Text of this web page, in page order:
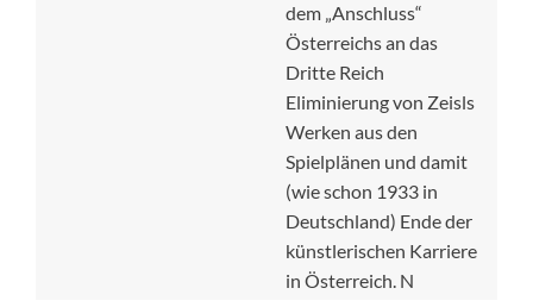
dem „Anschluss“
Österreichs an das
Dritte Reich
Eliminierung von Zeisls
Werken aus den
Spielplänen und damit
(wie schon 1933 in
Deutschland) Ende der
künstlerischen Karriere
in Österreich. N